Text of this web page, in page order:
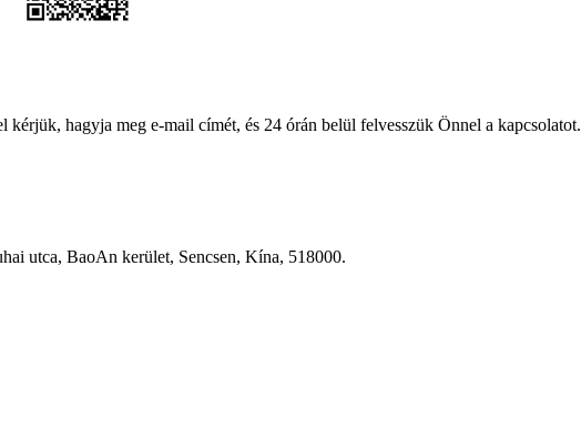
hagyja meg e-mail címét, és 24 órán belül felvesszük Önnel a kapcsolatot.
utca, BaoAn kerület, Sencsen, Kína, 518000.